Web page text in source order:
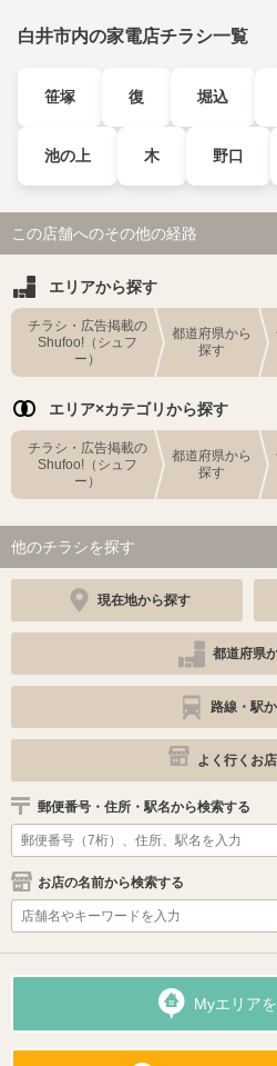
白井市内の家電店チラシ一覧
笹塚 復 堀込
池の上 木 野口
この店舗へのその他の経路
エリアから探す
チラシ・広告掲載の
Shufoo!（シュフ
ー）
都道府県から
探す
エリア×カテゴリから探す
チラシ・広告掲載の
Shufoo!（シュフ
ー）
都道府県から
探す
他のチラシを探す
現在地から探す
都道府県
路線・駅
よく行くお
郵便番号・住所・駅名から検索する
お店の名前から検索する
Myエリア